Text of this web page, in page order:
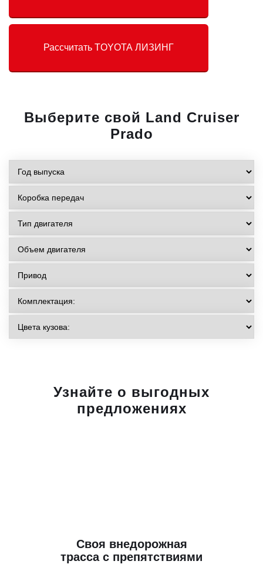
Рассчитать TOYOTA ЛИЗИНГ
Выберите свой Land Cruiser
Prado
Узнайте о выгодных
предложениях
Своя внедорожная
трасса с препятствиями